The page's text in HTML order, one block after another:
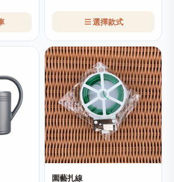
選擇款式
園藝扎線